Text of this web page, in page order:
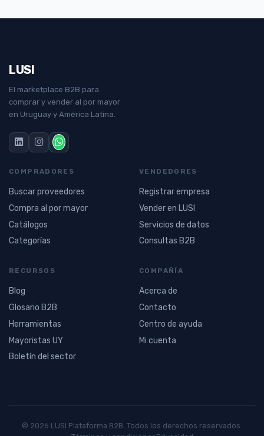
LUSI
El marketplace B2B para
comprar y vender al por mayor
en Uruguay y América Latina.
COMPRADORES
Buscar proveedores
Compra al por mayor
Catálogos
Categorías
VENDEDORES
Registrar empresa
Vender en LUSI
Servicios de datos
Consultas B2B
RECURSOS
Blog
Glosario B2B
Herramientas
Mayoristas UY
Boletín del sector
COMPAÑÍA
Acerca de
Contacto
Centro de ayuda
Mi cuenta
© 2026 LUSI Plataforma B2B. Todos los derechos reservados.